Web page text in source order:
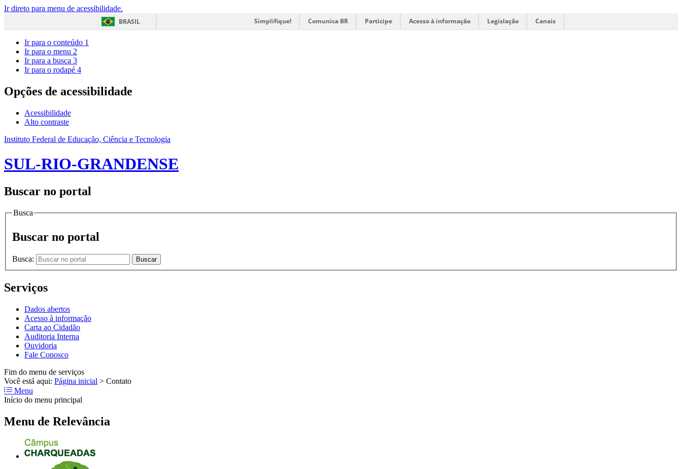
Ir direto para menu de acessibilidade.
BRASIL
Simplifique! Comunica BR Participe Acesso à informação Legislação Canais
Ir para o conteúdo 1
Ir para o menu 2
Ir para a busca 3
Ir para o rodapé 4
Opções de acessibilidade
Acessibilidade
Alto contraste
Instituto Federal de Educação, Ciência e Tecnologia
SUL-RIO-GRANDENSE
Buscar no portal
Busca
Buscar no portal
Busca: Buscar
Serviços
Dados abertos
Acesso à informação
Carta ao Cidadão
Auditoria Interna
Ouvidoria
Fale Conosco
Fim do menu de serviços
Você está aqui: Página inicial > Contato
Menu
Início do menu principal
Menu de Relevância